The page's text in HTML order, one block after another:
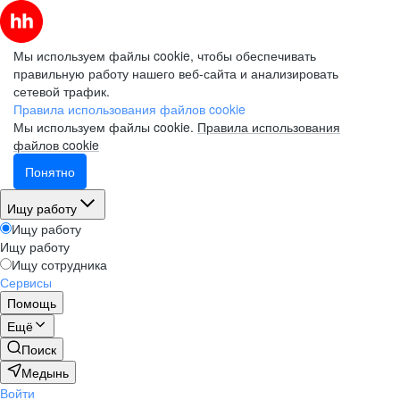
Мы используем файлы cookie, чтобы обеспечивать
правильную работу нашего веб-сайта и анализировать
сетевой трафик.
Правила использования файлов cookie
Мы используем файлы cookie. Правила использования
файлов cookie
Понятно
Ищу работу
Ищу работу
Ищу работу
Ищу сотрудника
Сервисы
Помощь
Ещё
Поиск
Медынь
Войти